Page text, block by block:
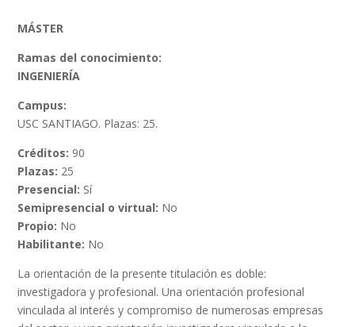
MÁSTER
Ramas del conocimiento:
INGENIERÍA
Campus:
USC SANTIAGO. Plazas: 25.
Créditos: 90
Plazas: 25
Presencial: Sí
Semipresencial o virtual: No
Propio: No
Habilitante: No
La orientación de la presente titulación es doble:
investigadora y profesional. Una orientación profesional
vinculada al interés y compromiso de numerosas empresas